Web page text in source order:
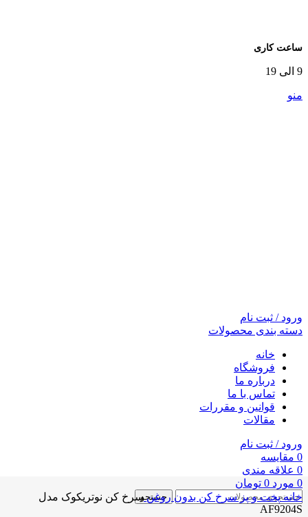
ساعت کاری
9 الی 19
منو
ورود / ثبت نام
دسته بندی محصولات
خانه
فروشگاه
درباره ما
تماس با ما
قوانین و مقررات
مقالات
ورود / ثبت نام
0 مقايسه
0 علاقه مندی
0 مورد 0 تومان
جستجو خانهپخت و پزسرخ کن بدون روغنسرخ کن نوتریکوک مدل
AF9204S